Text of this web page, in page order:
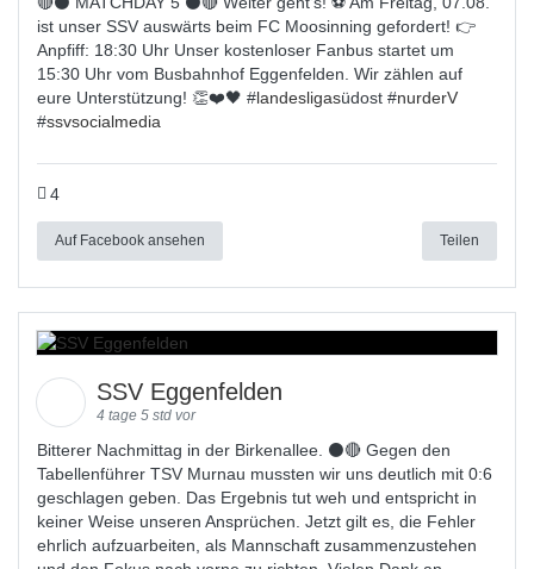
ist unser SSV auswärts beim FC Moosinning gefordert! 👉
Anpfiff: 18:30 Uhr Unser kostenloser Fanbus startet um
15:30 Uhr vom Busbahnhof Eggenfelden. Wir zählen auf
eure Unterstützung! 👏❤️🖤 #landesligasüdost #nurderV
#ssvsocialmedia
4
Auf Facebook ansehen Teilen
SSV Eggenfelden
4 tage 5 std vor
Bitterer Nachmittag in der Birkenallee. ⚫🔴 Gegen den
Tabellenführer TSV Murnau mussten wir uns deutlich mit 0:6
geschlagen geben. Das Ergebnis tut weh und entspricht in
keiner Weise unseren Ansprüchen. Jetzt gilt es, die Fehler
ehrlich aufzuarbeiten, als Mannschaft zusammenzustehen